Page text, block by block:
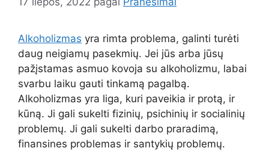
Alkoholizmas yra rimta problema, galinti turėti
daug neigiamų pasekmių. Jei jūs arba jūsų
pažįstamas asmuo kovoja su alkoholizmu, labai
svarbu laiku gauti tinkamą pagalbą.
Alkoholizmas yra liga, kuri paveikia ir protą, ir
kūną. Ji gali sukelti fizinių, psichinių ir socialinių
problemų. Ji gali sukelti darbo praradimą,
finansines problemas ir santykių problemų.